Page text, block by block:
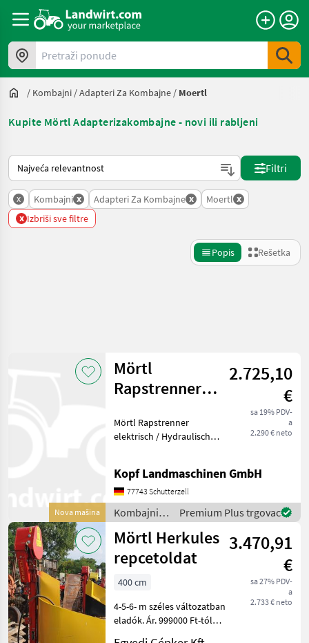
Pretraži ponude
/ Kombajni /Adapteri Za Kombajne / Moertl
Kupite Mörtl Adapterizakombajne - novi ili rabljeni
Tako se sortira na Landwirt.com
Filtri
x Kombajni x Adapteri Za Kombajne x Moertl x
x Izbriši sve filtre
Popis Rešetka
Kategorija 4 Država
Kombajne
Moertl
ODABERITE
KATEGORIJU
Mörtl
rezultata
Nova mašina
Mörtl
Rapstrenner
hydraulisch
2.725,10
€
sa 19% PDV-
a
2.290 € neto
Mörtl Rapstrenner
elektrisch / Hydraulisch
Schnitthöhe 1, 35 Option:
Elektrokabelsatz mit
Schalter 145, 00 EUR zzgl.
MwSt. fü
Kopf Landmaschinen GmbH
77743 Schutterzell
Kombajni /
Mörtl
Premium Plus trgovac
Mörtl Herkules
repcetoldat
3.470,91
€
sa 27% PDV-
a
2.733 € neto
400 cm
4-5-6- m széles változatban
eladók. Ár. 999000 Ft-tól